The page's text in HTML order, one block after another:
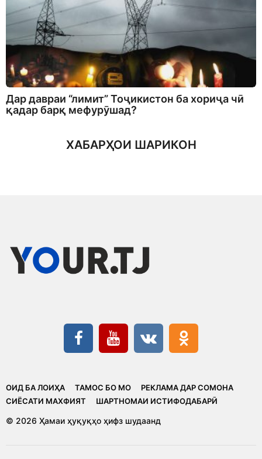
Дар давраи “лимит” Тоҷикистон ба хориҷа чӣ
қадар барқ мефурӯшад?
ХАБАРҲОИ ШАРИКОН
ОИД БА ЛОИҲА ТАМОС БО МО
РЕКЛАМА ДАР СОМОНА
CИЁСАТИ МАХФИЯТ
ШАРТНОМАИ ИСТИФОДАБАРӢ
© 2026 Ҳамаи ҳуқуқҳо ҳифз шудаанд